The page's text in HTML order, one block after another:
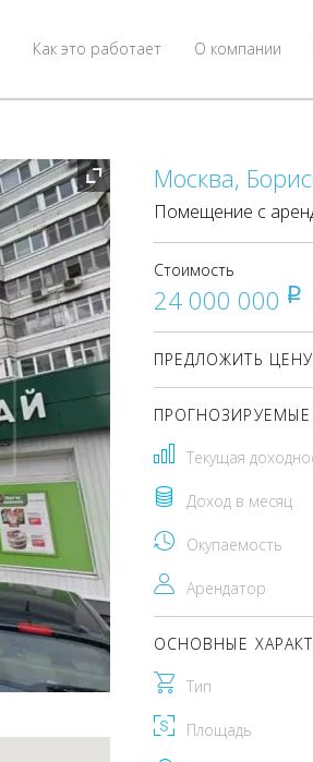
О компании
Как это работает
Москва,
Помещение с
Стоимость
24 000 000
ПРЕДЛОЖИТЬ ЦЕНУ
Текущая
Доход в месяц
Окупаемость
Арендатор
ОСНОВНЫЕ
Тип
Площадь